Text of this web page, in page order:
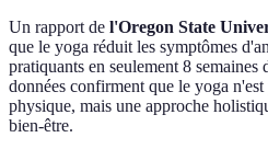
Un rapport de l'Oregon State
que le yoga réduit les symptômes
pratiquants en seulement 8 semaines
données confirment que le yoga
physique, mais une approche
bien-être.